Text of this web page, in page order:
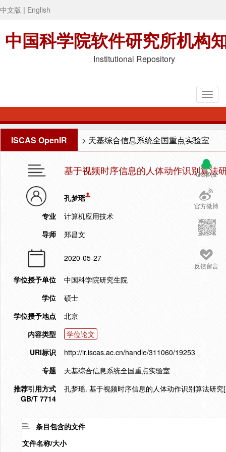
中文版 | English
中国科学院软件研究所机构
Institutional Repository
ISCAS OpenIR > 天基综合信息系统全国重点实验室
QQ客服
官方微博
反馈留言
基于视频时序信息的人体动作识别算法
孔梦瑶
专业
计算机应用技术
导师
郑昌文
2020-05-27
学位授予单位
中国科学院研究生院
学位
硕士
学位授予地点
北京
内容类型
学位论文
URI标识
http://ir.iscas.ac.cn/handle/311060/19253
专题
天基综合信息系统全国重点实验室
推荐引用方式
GB/T 7714
孔梦瑶. 基于视频时序信息的人体动作识别算法研
条目包含的文件
文件名称/大小